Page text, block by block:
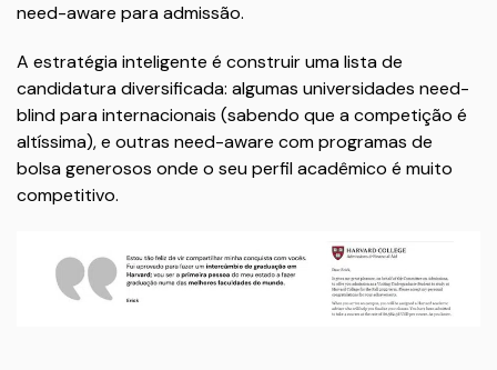
need-aware para admissão.
A estratégia inteligente é construir uma lista de
candidatura diversificada: algumas universidades need-
blind para internacionais (sabendo que a competição é
altíssima), e outras need-aware com programas de
bolsa generosos onde o seu perfil acadêmico é muito
competitivo.